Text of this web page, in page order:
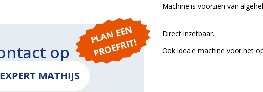
Machine is voorzien van
Direct inzetbaar.
Ook ideale machine voor het
P
L
A
N
E
E
N
P
R
O
E
F
RI
T!
op
MATHIJS